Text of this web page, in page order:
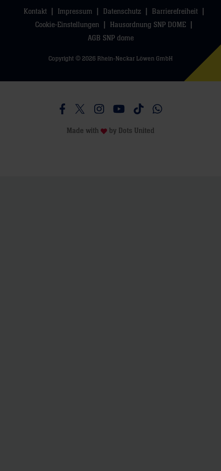
Kontakt Impressum Datenschutz
Barrierefreiheit
Cookie-Einstellungen
Hausordnung SNP DOME
AGB SNP dome
Copyright © 2026 Rhein-Neckar Löwen GmbH
Besucht uns auf Facebook
Besucht uns auf Twitter
Besucht uns auf Instagram
Besucht uns auf Youtube
Besucht uns auf
Besucht uns auf
Made with by Dots United